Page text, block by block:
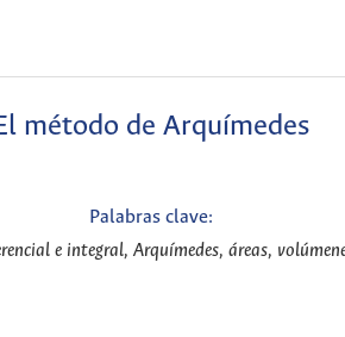
método de Arquímedes
Palabras clave:
e integral, Arquímedes, áreas,